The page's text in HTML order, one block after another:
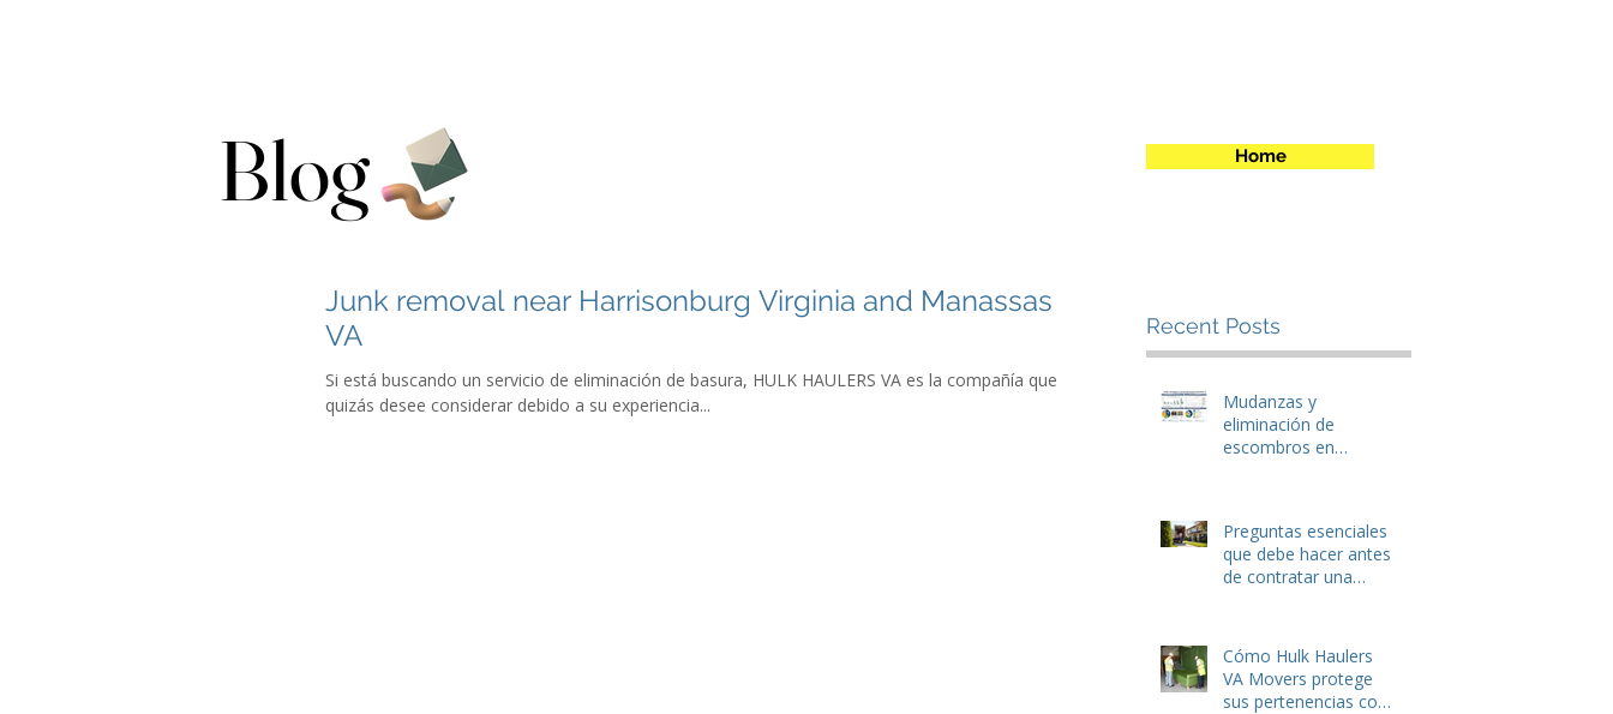
Blog Home
Junk removal near Harrisonburg Virginia and Manassas
VA
Si está buscando un servicio de eliminación de basura, HULK HAULERS VA es la compañía que
quizás desee considerar debido a su experiencia...
Recent Posts
Mudanzas y
eliminación de
escombros en
Preguntas esenciales
que debe hacer antes
de contratar una
de eliminación de
basura
Cómo Hulk Haulers
VA Movers protege
sus pertenencias con